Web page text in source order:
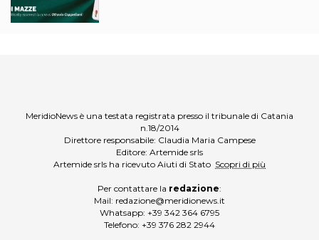
MeridioNews è una testata registrata presso il tribunale di Catania
n.18/2014
Direttore responsabile: Claudia Maria Campese
Editore: Artemide srls
Artemide srls ha ricevuto Aiuti di Stato Scopri di più
Per contattare la redazione:
Mail: redazione@meridionews.it
Whatsapp: +39 342 364 6795
Telefono: +39 376 282 2944